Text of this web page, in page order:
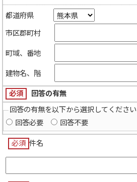
都道府県
市区郡町村
町域、番地
建物名、階
必須
回答の有無
回答の有無を以下から選択してください
回答必要
回答不要
必須 件名